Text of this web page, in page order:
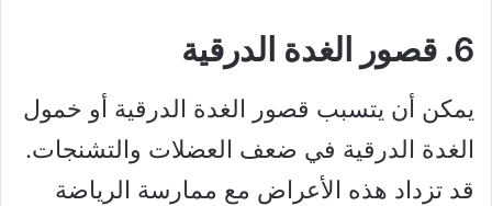
6. قصور الغدة الدرقية
يمكن أن يتسبب قصور الغدة الدرقية أو خمول
الغدة الدرقية في ضعف العضلات والتشنجات.
قد تزداد هذه الأعراض مع ممارسة الرياضة